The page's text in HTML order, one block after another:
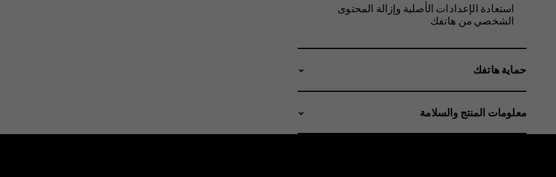
استعادة الإعدادات الأصلية وإزالة المحتوى
الشخصي من هاتفك
حماية هاتفك
معلومات المنتج والسلامة